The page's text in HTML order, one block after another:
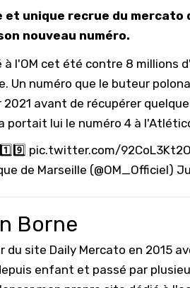
et unique recrue du mercato
nouveau numéro.
à l'OM cet été contre 8 millions
Un numéro que le buteur
2021 avant de récupérer
portait lui le numéro 4 à
pic.twitter.com/92CoL3Kt2O
de Marseille (@OM_Officiel)
Borne
du site Daily Mercato en 2015
enfant et passé par